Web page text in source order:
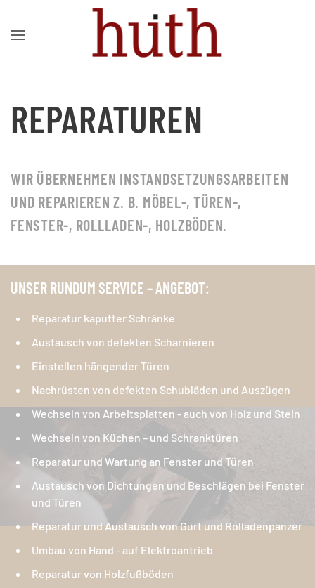
REPARATUREN
WIR ÜBERNEHMEN INSTANDSETZUNGSARBEITEN
UND REPARIEREN Z. B. MÖBEL-, TÜREN-,
FENSTER-, ROLLLADEN-, HOLZBÖDEN.
UNSER RUNDUM SERVICE – ANGEBOT:
Reparatur kaputter Schränke
Austausch von defekten Scharnieren
Einstellen hängender Türen
Nachrüsten von defekten Schubläden und Auszügen
Wechseln von Arbeitsplatten - auch von Holz und Stein
Wechseln von Küchen – und Schranktüren
Reparatur und Wartung an Fenster und Türen
Austausch von Dichtungen und Beschlägen bei Fenster
und Türen
Reparatur und Austausch von Gurt und Rolladenpanzer
Umbau von Hand - auf Elektroantrieb
Reparatur von Holzfußböden